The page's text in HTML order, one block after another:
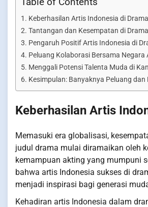
Keberhasilan Artis Indonesia di
Tantangan dan Kesempatan di
Pengaruh Positif Artis Indonesia di
Peluang Kolaborasi Bersama Negara
Menggali Potensi Talenta Muda di
Kesimpulan: Banyaknya Peluang dan
Keberhasilan Artis
Memasuki era globalisasi,
judul drama mulai diramaikan oleh
kemampuan akting yang mumpuni
bahwa artis Indonesia sukses di
menjadi inspirasi bagi generasi
Kehadiran artis Indonesia dalam